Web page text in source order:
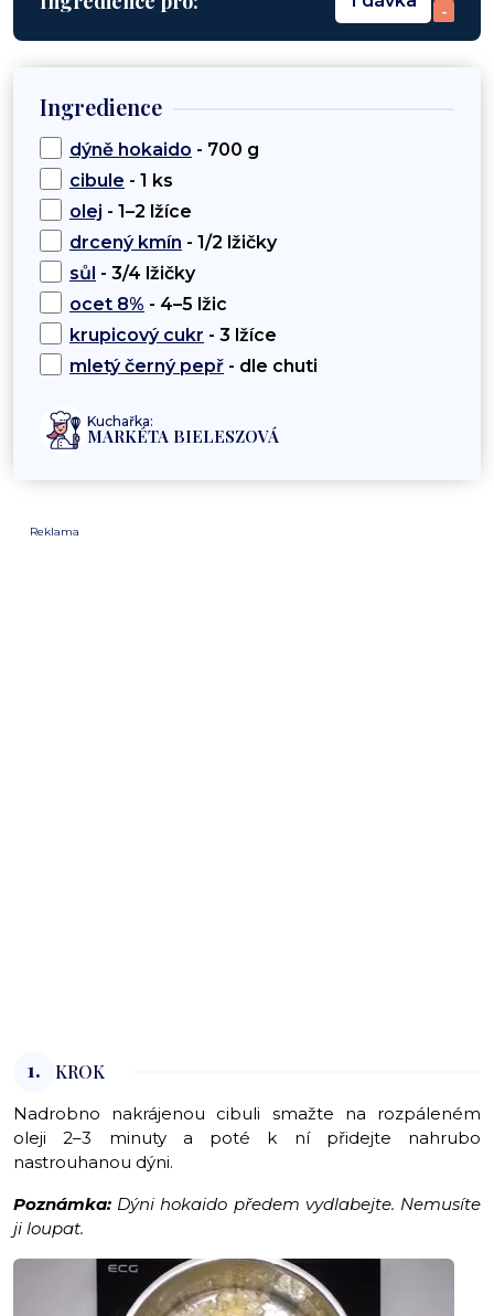
-
Ingredience
dýně hokaido - 700 g
cibule - 1 ks
olej - 1–2 lžíce
drcený kmín - 1/2 lžičky
sůl - 3/4 lžičky
ocet 8% - 4–5 lžic
krupicový cukr - 3 lžíce
mletý černý pepř - dle chuti
Kuchařka:
MARKÉTA BIELESZOVÁ
Reklama
1. KROK
Nadrobno nakrájenou cibuli smažte na rozpáleném
oleji 2–3 minuty a poté k ní přidejte nahrubo
nastrouhanou dýni.
Poznámka: Dýni hokaido předem vydlabejte. Nemusíte
ji loupat.